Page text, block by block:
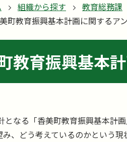
組織から探す 教育総務課
町教育振興基本計画に関するア
教育振興基本
となる「香美町教育振興基本計
、どう考えているのかという